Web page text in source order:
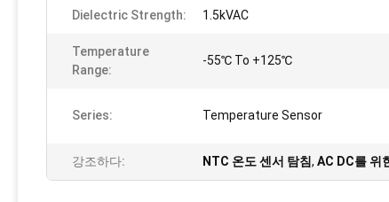
Dielectric Strength: 1.5kVAC
Temperature
Range:
-55℃ To +125℃
Series: Temperature Sensor
강조하다: NTC 온도 센서 탐침, AC DC를 위